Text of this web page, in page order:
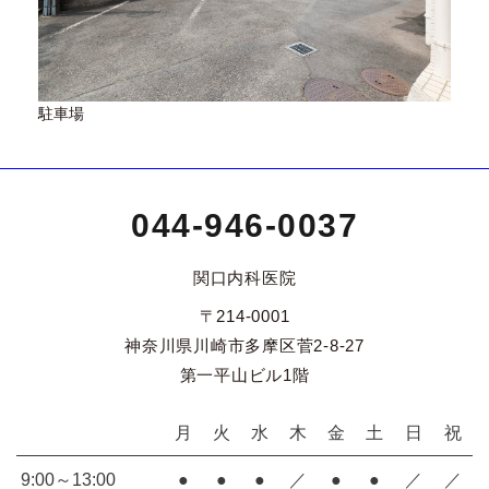
駐車場
044-946-0037
関口内科医院
〒214-0001
神奈川県川崎市多摩区菅2-8-27
第一平山ビル1階
月 火 水 木 金 土 日 祝
9:00～13:00 ● ● ● ／ ● ● ／ ／